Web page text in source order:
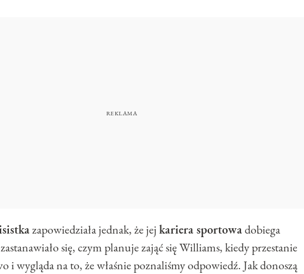
zapowiedziała jednak, że jejkariera sportowadobiega
się, czym planuje zająć się Williams, kiedy przestanie
i wygląda na to, że właśnie poznaliśmy odpowiedź. Jak donoszą